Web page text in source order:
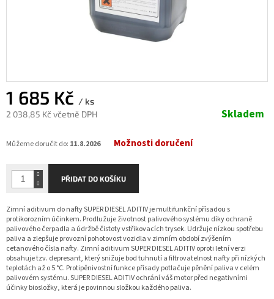
1 685 Kč / ks
2 038,85 Kč včetně DPH
cena:
Skladem
Můžeme doručit do: 11.8.2026 Možnosti doručení
PŘIDAT DO KOŠÍKU
Zimní aditivum do nafty SUPER DIESEL ADITIV je multifunkční přísadou s
protikorozním účinkem. Prodlužuje životnost palivového systému díky ochraně
palivového čerpadla a údržbě čistoty vstřikovacích trysek. Udržuje nízkou spotřebu
paliva a zlepšuje provozní pohotovost vozidla v zimním období zvýšením
cetanového čísla nafty. Zimní aditivum SUPER DIESEL ADITIV oproti letní verzi
obsahuje tzv. depresant, který snižuje bod tuhnutí a filtrovatelnost nafty při nízkých
teplotách až o 5 °C. Protipěnivostní funkce přísady potlačuje pěnění paliva v celém
palivovém systému. SUPER DIESEL ADITIV ochrání váš motor před negativními
účinky biosložky, která je povinnou složkou každého paliva.